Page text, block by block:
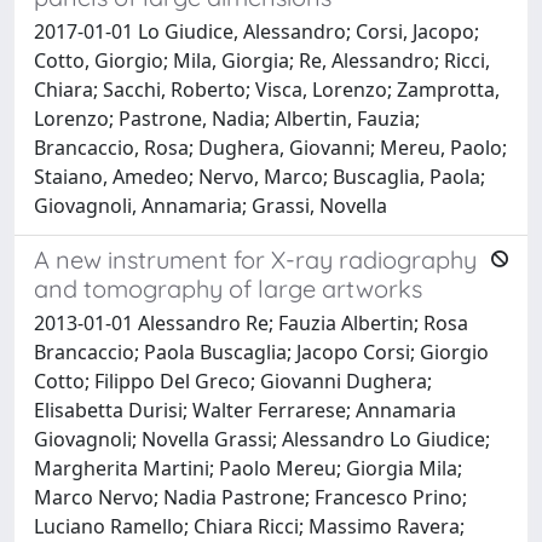
2017-01-01 Lo Giudice, Alessandro; Corsi, Jacopo;
Cotto, Giorgio; Mila, Giorgia; Re, Alessandro; Ricci,
Chiara; Sacchi, Roberto; Visca, Lorenzo; Zamprotta,
Lorenzo; Pastrone, Nadia; Albertin, Fauzia;
Brancaccio, Rosa; Dughera, Giovanni; Mereu, Paolo;
Staiano, Amedeo; Nervo, Marco; Buscaglia, Paola;
Giovagnoli, Annamaria; Grassi, Novella
A new instrument for X-ray radiography
and tomography of large artworks
2013-01-01 Alessandro Re; Fauzia Albertin; Rosa
Brancaccio; Paola Buscaglia; Jacopo Corsi; Giorgio
Cotto; Filippo Del Greco; Giovanni Dughera;
Elisabetta Durisi; Walter Ferrarese; Annamaria
Giovagnoli; Novella Grassi; Alessandro Lo Giudice;
Margherita Martini; Paolo Mereu; Giorgia Mila;
Marco Nervo; Nadia Pastrone; Francesco Prino;
Luciano Ramello; Chiara Ricci; Massimo Ravera;